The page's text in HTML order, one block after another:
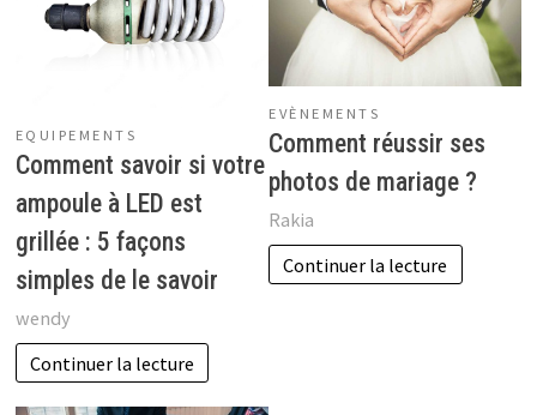
EQUIPEMENTS
Comment savoir si votre
ampoule à LED est
grillée : 5 façons
simples de le savoir
wendy
Continuer la lecture
EVÈNEMENTS
Comment réussir ses
photos de mariage ?
Rakia
Continuer la lecture